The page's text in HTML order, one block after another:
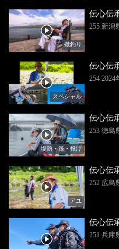
磯釣り
伝心伝
255 新潟
スペシャル
伝心伝
254 2024
堤防・筏・投げ
伝心伝
253 徳島
アユ
伝心伝
252 広島
伝心伝
251 兵庫